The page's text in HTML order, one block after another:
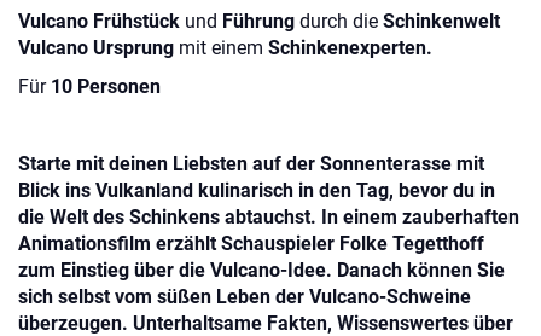
Vulcano Frühstück und Führung durch die Schinkenwelt
Vulcano Ursprung mit einem Schinkenexperten.
Für 10 Personen
Starte mit deinen Liebsten auf der Sonnenterasse mit
Blick ins Vulkanland kulinarisch in den Tag, bevor du in
die Welt des Schinkens abtauchst. In einem zauberhaften
Animationsfilm erzählt Schauspieler Folke Tegetthoff
zum Einstieg über die Vulcano-Idee. Danach können Sie
sich selbst vom süßen Leben der Vulcano-Schweine
überzeugen. Unterhaltsame Fakten, Wissenswertes über